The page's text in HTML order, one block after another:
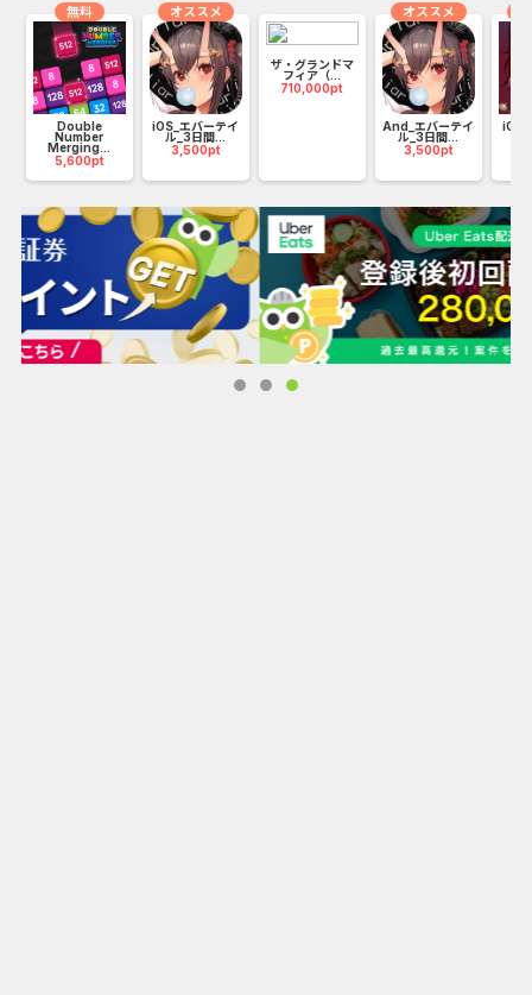
▼ 操作は簡単！ 指一本
やることはシンプル。方向を決めて、弾を撃つだけ。
あとは物理挙動で跳ね返ってモンスターにダメージを与えて
くれます。
ブロック崩しのようなお手軽操作で白熱のバトルを楽しめま
す。
▼ 友達や世界中のプレイヤーとオンライン対戦
友達や他のプレイヤーとリアルタイム対戦ができます。
「相手の狙いは？」「自分はどこを狙う？」「どうすれば逆
転できる？」
お手軽バトルなのに手に汗握る展開の連続です。
戦略とテクニックを駆使して、世界中のプレイヤーとの戦い
Double
Number
Merging...
5,600pt
無料
iOS_エバーテイ
ル_3日間...
3,500pt
オススメ
ザ・グランドマ
フィア（...
710,000pt
And_エバーテイ
ル_3日間...
3,500pt
オススメ
iOS_